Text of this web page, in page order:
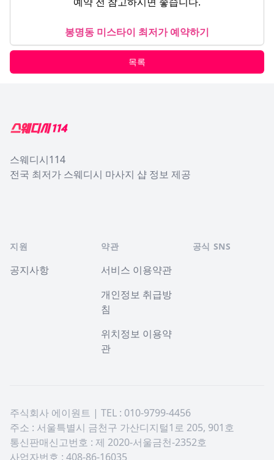
예약 전 참고하시면 좋습니다.
봉명동 미스타이 최저가 예약하기
목록
스웨디시114
전국 최저가 스웨디시 마사지 샵 정보 제공
지원
공지사항
약관
서비스 이용약관
개인정보 취급방
침
위치정보 이용약
관
공식 SNS
주식회사 에이원트 | TEL : 010-9799-4456
주소 : 서울특별시 금천구 가산디지털1로 205, 901호
통신판매신고번호 : 제 2020-서울금천-2352호
사업자번호 : 408-86-16035